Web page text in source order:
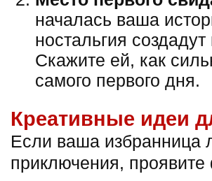
началась ваша
ностальгия
Скажите ей, как
самого первого дня.
Креативные идеи
Если ваша избранница
приключения,